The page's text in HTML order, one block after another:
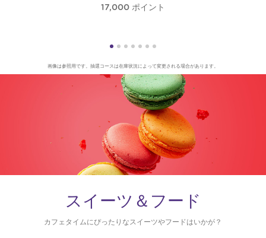
17,000 ポイント
画像は参照用です。抽選コースは在庫状況によって変更される場合があります。
スイーツ＆フード
カフェタイムにぴったりなスイーツやフードはいかが？